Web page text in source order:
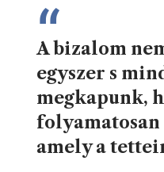
A bizalom
egyszer s
megkapunk,
amely a